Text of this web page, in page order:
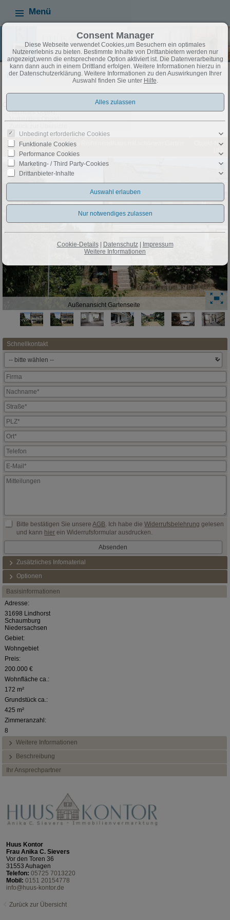
Menü
Immobilien Referenzen Exposé
Nächstes Objekt
Vorheriges Objekt
Lindhorst: ***Großzügiges Reihenendhaus mit schönem Garten
in ruhiger Wohnlage***
Objekt-Nr.:
Außenansicht Gartenseite
Schnellkontakt
Bitte bestätigen Sie unsereAGB. Ich habe dieWiderrufsbelehrung gelesen
und kann hier ein Widerrufsformular ausdrucken.
Zusätzliches Infomaterial
Optionen
Basisinformationen
Adresse:
31698 Lindhorst
Schaumburg
Niedersachsen
Gebiet:
Wohngebiet
Preis:
200.000 €
Wohnfläche ca.:
172 m²
Grundstück ca.:
425 m²
Zimmeranzahl:
8
Weitere Informationen
Beschreibung
Ihr Ansprechpartner
Huus Kontor
Frau Anika C. Sievers
Vor den Toren 36
31553 Auhagen
Telefon: 05725 7013220
Mobil: 0151 20154778
info@huus-kontor.de
Zurück zur Übersicht
Consent Manager
Diese Webseite verwendet Cookies,um Besuchern ein optimales
Nutzererlebnis zu bieten. Bestimmte Inhalte von Drittanbietern werden nur
angezeigt,wenn die entsprechende Option aktiviert ist. Die Datenverarbeitung
kann dann auch in einem Drittland erfolgen. Weitere Informationen hierzu in
der Datenschutzerklärung. Weitere Informationen zu den Auswirkungen Ihrer
Auswahl finden Sie unter Hilfe.
Unbedingt erforderliche Cookies
Funktionale Cookies
Performance Cookies
Marketing- / Third Party-Cookies
Drittanbieter-Inhalte
Cookie-Details| Datenschutz|
Impressum
Weitere Informationen